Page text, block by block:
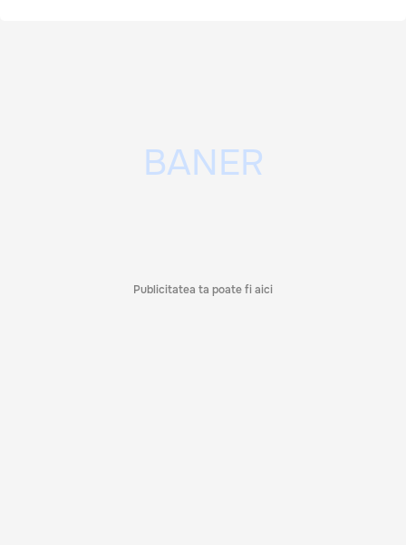
Publicitatea ta poate fi aici